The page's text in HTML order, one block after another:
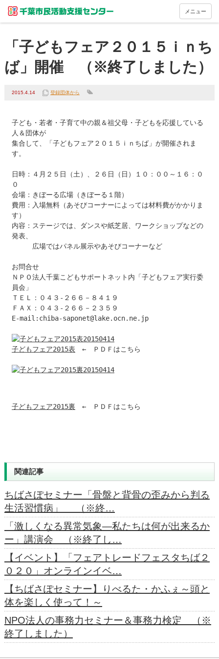
メニュー
「子どもフェア２０１５ｉｎち
ば」開催 （※終了しました）
2015.4.14 登録団体から
子ども・若者・子育て中の親＆祖父母・子どもを応援している
人＆団体が
集合して、「子どもフェア２０１５ｉｎちば」が開催されま
す。
日時：４月２５日（土）、２６日（日）１０：００～１６：０
０
会場：きぼーる広場（きぼーる１階）
費用：入場無料（あそびコーナーによっては材料費がかかりま
す）
内容：ステージでは、ダンスや紙芝居、ワークショップなどの
発表、
広場ではパネル展示やあそびコーナーなど
お問合せ
ＮＰＯ法人千葉こどもサポートネット内「子どもフェア実行委
員会」
ＴＥＬ：０４３-２６６－８４１９
ＦＡＸ：０４３-２６６－２３５９
E-mail:chiba-saponet@lake.ocn.ne.jp
子どもフェア2015表 ←　ＰＤＦはこちら
子どもフェア2015裏 ←　ＰＤＦはこちら
関連記事
ちばさぽセミナー「骨盤と背骨の歪みから判る
生活習慣病」 （※終…
「激しくなる異常気象―私たちは何が出来るか
ー」講演会 （※終了し…
【イベント】「フェアトレードフェスタちば２
０２０」オンラインイベ…
【ちばさぽセミナー】りべるた・かふぇ～頭と
体を楽しく使って！～
NPO法人の事務力セミナー＆事務力検定 （※
終了しました）